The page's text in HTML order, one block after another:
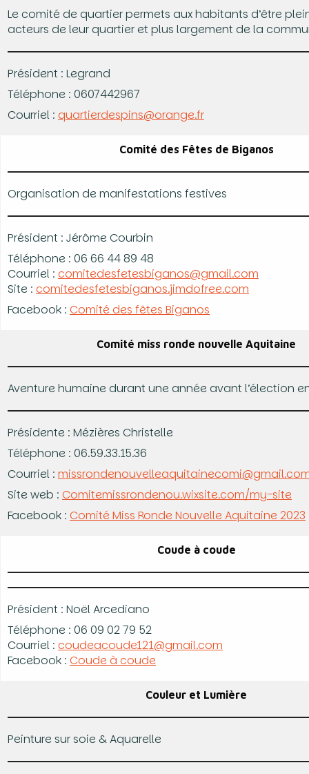
Le comité de quartier permets aux habitants d’être
acteurs de leur quartier et plus largement de la
Président : Legrand
Téléphone : 0607442967
Courriel : quartierdespins@orange.fr
Comité des Fêtes de Biganos
Organisation de manifestations festives
Président : Jérôme Courbin
Téléphone : 06 66 44 89 48
Courriel : comitedesfetesbiganos@gmail.com
Site : comitedesfetesbiganos.jimdofree.com
Facebook : Comité des fêtes Biganos
Comité miss ronde nouvelle Aquitaine
Aventure humaine durant une année avant l’élection
Présidente : Mézières Christelle
Téléphone : 06.59.33.15.36
Courriel :
Site web : Comitemissrondenou.wixsite.com/my-site
Facebook : Comité Miss Ronde Nouvelle Aquitaine 2023
Coude à coude
Président : Noël Arcediano
Téléphone : 06 09 02 79 52
Courriel : coudeacoude121@gmail.com
Facebook : Coude à coude
Couleur et Lumière
Peinture sur soie & Aquarelle